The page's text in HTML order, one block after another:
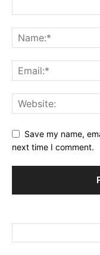
Save my name,
next time I comment.